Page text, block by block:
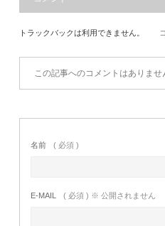
トラックバックは利用できません。
この記事へのコメントはありませ
名前 ( 必須 )
E-MAIL ( 必須 ) ※ 公開されません